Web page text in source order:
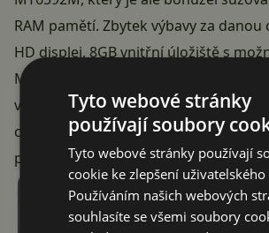
RAM pamětí. Zbytek výbavy za danou
HD displej, 8GB vnitřní úložiště s
MicroSD kartu, 8MPx fotoaparát a
verzi 4.4.2. Baterie nabídne kapacitu
cenou 3499 Kč se jedná o telefon s
poměrem cena/výkon.
Tyto webové stránky
používají soubory
Tyto webové stránky používají
cookie ke zlepšení uživatelského
Používáním našich webových
souhlasíte se všemi soubory